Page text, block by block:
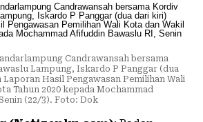
Candrawansah bersama
Lampung, Iskardo P Panggar (dua
Hasil Pengawasan Pemilihan Wali
Tahun 2020 kepada Mochammad
(22/3). Foto: Dok